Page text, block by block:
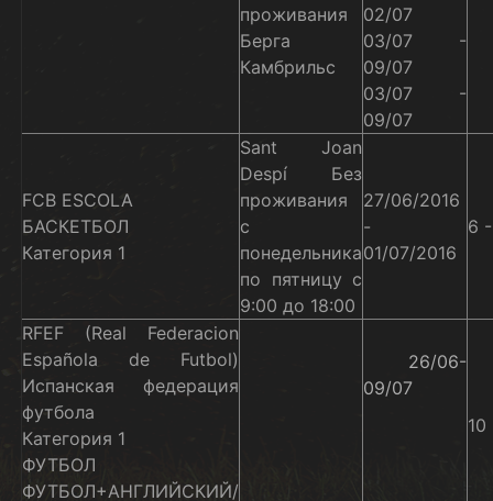
проживания
Берга
Камбрильс
02/07
03/07 -
09/07
03/07 -
09/07
FCB ESCOLA
БАСКЕТБОЛ
Категория 1
Sant Joan
Despí Без
проживания
с
понедельника
по пятницу с
9:00 до 18:00
27/06/2016
-
01/07/2016
6
RFEF (Real Federacion
Española de Futbol)
Испанская федерация
футбола
Категория 1
ФУТБОЛ
ФУТБОЛ+АНГЛИЙСКИЙ/
26/06-
09/07
10